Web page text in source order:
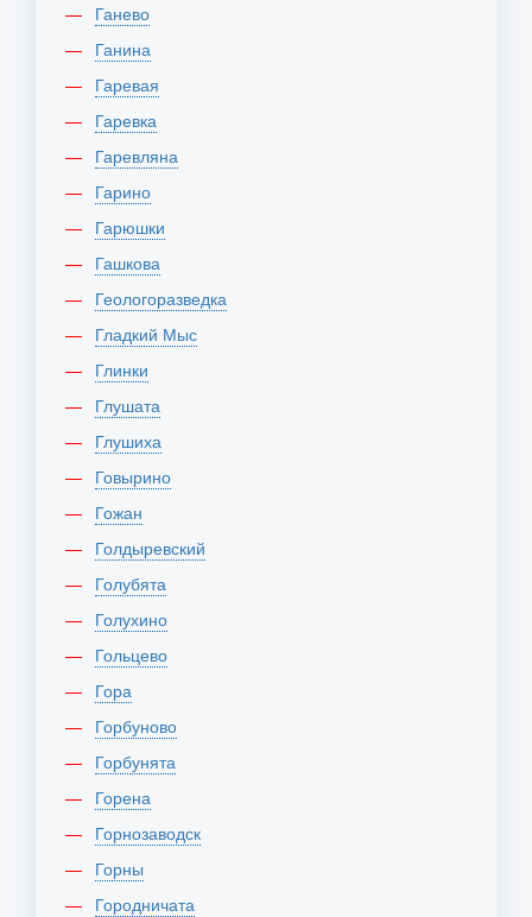
Ганево
Ганина
Гаревая
Гаревка
Гаревляна
Гарино
Гарюшки
Гашкова
Геологоразведка
Гладкий Мыс
Глинки
Глушата
Глушиха
Говырино
Гожан
Голдыревский
Голубята
Голухино
Гольцево
Гора
Горбуново
Горбунята
Горена
Горнозаводск
Горны
Городничата